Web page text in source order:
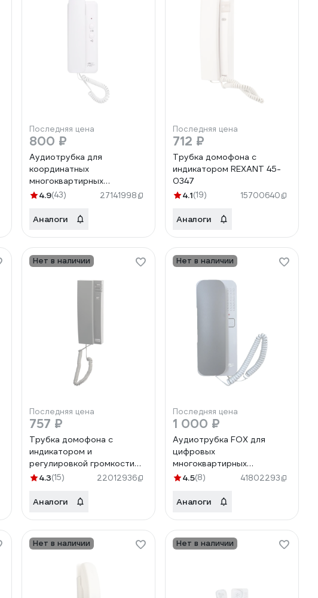
Последняя цена
800 ₽
Аудиотрубка для
координатных
многоквартирных
домофонов FOX FX-HS1A
4.9(43) 27141998
Аналоги
Последняя цена
712 ₽
Трубка домофона с
индикатором REXANT 45-
0347
4.1(19) 15700640
Аналоги
Нет в наличии
Последняя цена
757 ₽
Трубка домофона с
индикатором и
регулировкой громкости
REXANT RX-321, серая 45-
4.3(15) 22012936
Аналоги
Нет в наличии
Последняя цена
1 000 ₽
Аудиотрубка FOX для
цифровых
многоквартирных
домофонов FX-HS2D
4.5(8) 41802293
Аналоги
Нет в наличии Нет в наличии